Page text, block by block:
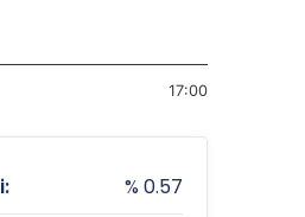
17:00
% 0.57